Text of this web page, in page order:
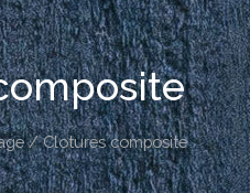
/ Clotures composite